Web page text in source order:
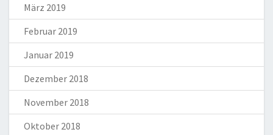
März 2019
Februar 2019
Januar 2019
Dezember 2018
November 2018
Oktober 2018